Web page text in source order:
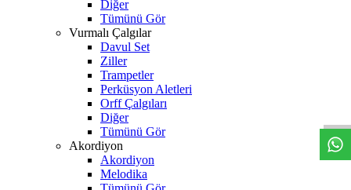
Diğer
Tümünü Gör
Vurmalı Çalgılar
Davul Set
Ziller
Trampetler
Perküsyon Aletleri
Orff Çalgıları
Diğer
Tümünü Gör
Akordiyon
Akordiyon
Melodika